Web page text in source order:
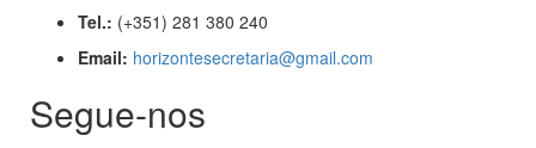
Tel.: (+351) 281 380 240
Email: horizontesecretaria@gmail.com
Segue-nos